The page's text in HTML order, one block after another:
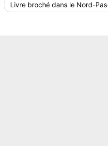
Livre broché dans le Nord-